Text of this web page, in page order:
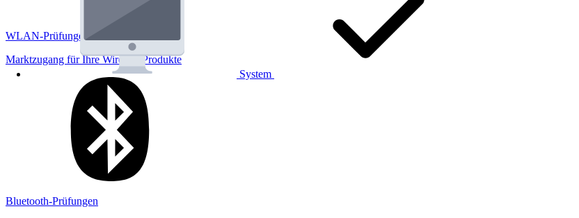
System
WLAN-Prüfungen
Marktzugang für Ihre Wireless Produkte
Bluetooth-Prüfungen